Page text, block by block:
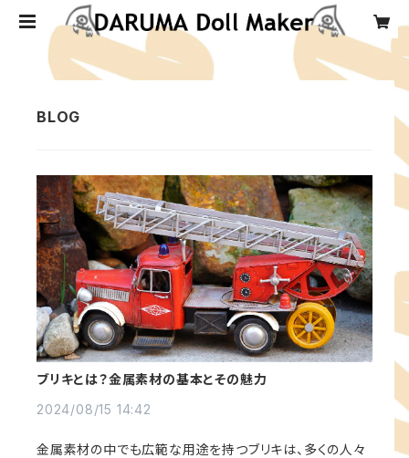
ブリキとは？金属素材の基本とその魅力
2024/08/15 14:42
金属素材の中でも広範な用途を持つブリキは、多くの人々